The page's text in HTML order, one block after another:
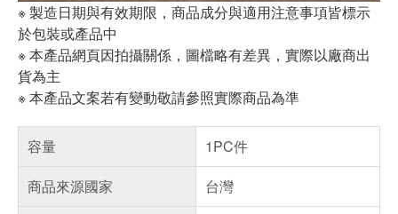
※ 製造日期與有效期限，商品成分與適用注意事項皆標示
於包裝或產品中
※ 本產品網頁因拍攝關係，圖檔略有差異，實際以廠商出
貨為主
※ 本產品文案若有變動敬請參照實際商品為準
容量
1PC件
商品來源國家
台灣